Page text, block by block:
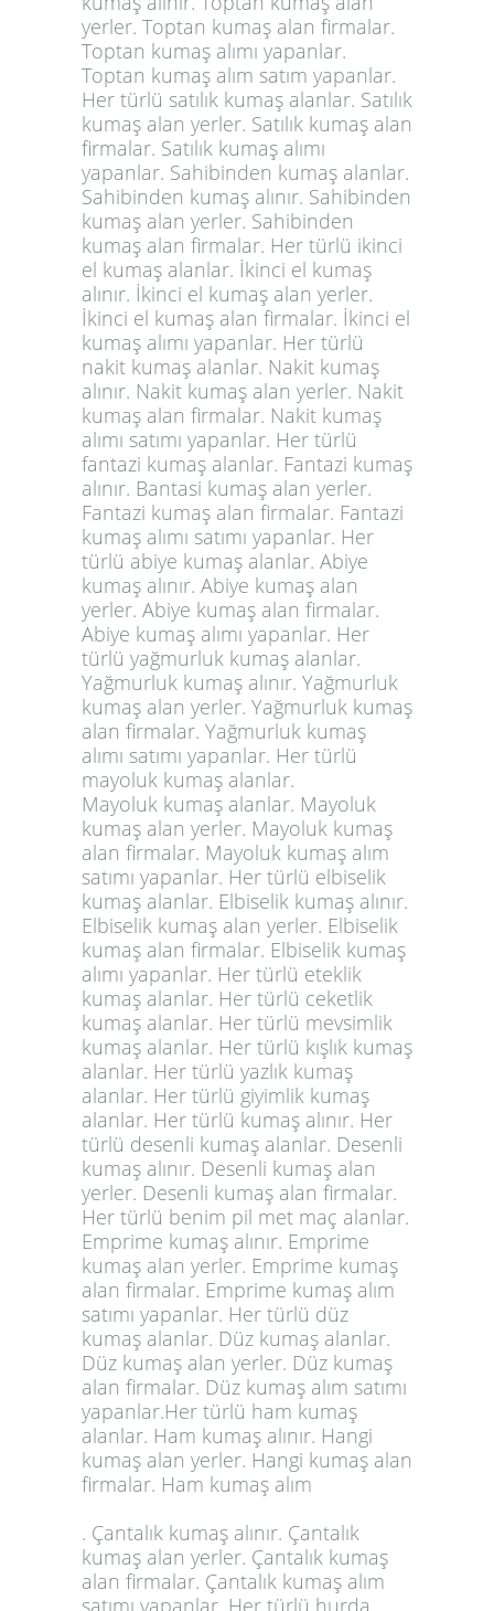
yerler. Toptan kumaş alan firmalar.
Toptan kumaş alımı yapanlar.
Toptan kumaş alım satım yapanlar.
Her türlü satılık kumaş alanlar. Satılık
kumaş alan yerler. Satılık kumaş alan
firmalar. Satılık kumaş alımı
yapanlar. Sahibinden kumaş alanlar.
Sahibinden kumaş alınır. Sahibinden
kumaş alan yerler. Sahibinden
kumaş alan firmalar. Her türlü ikinci
el kumaş alanlar. İkinci el kumaş
alınır. İkinci el kumaş alan yerler.
İkinci el kumaş alan firmalar. İkinci el
kumaş alımı yapanlar. Her türlü
nakit kumaş alanlar. Nakit kumaş
alınır. Nakit kumaş alan yerler. Nakit
kumaş alan firmalar. Nakit kumaş
alımı satımı yapanlar. Her türlü
fantazi kumaş alanlar. Fantazi kumaş
alınır. Bantasi kumaş alan yerler.
Fantazi kumaş alan firmalar. Fantazi
kumaş alımı satımı yapanlar. Her
türlü abiye kumaş alanlar. Abiye
kumaş alınır. Abiye kumaş alan
yerler. Abiye kumaş alan firmalar.
Abiye kumaş alımı yapanlar. Her
türlü yağmurluk kumaş alanlar.
Yağmurluk kumaş alınır. Yağmurluk
kumaş alan yerler. Yağmurluk kumaş
alan firmalar. Yağmurluk kumaş
alımı satımı yapanlar. Her türlü
mayoluk kumaş alanlar.
Mayoluk kumaş alanlar. Mayoluk
kumaş alan yerler. Mayoluk kumaş
alan firmalar. Mayoluk kumaş alım
satımı yapanlar. Her türlü elbiselik
kumaş alanlar. Elbiselik kumaş alınır.
Elbiselik kumaş alan yerler. Elbiselik
kumaş alan firmalar. Elbiselik kumaş
alımı yapanlar. Her türlü eteklik
kumaş alanlar. Her türlü ceketlik
kumaş alanlar. Her türlü mevsimlik
kumaş alanlar. Her türlü kışlık kumaş
alanlar. Her türlü yazlık kumaş
alanlar. Her türlü giyimlik kumaş
alanlar. Her türlü kumaş alınır. Her
türlü desenli kumaş alanlar. Desenli
kumaş alınır. Desenli kumaş alan
yerler. Desenli kumaş alan firmalar.
Her türlü benim pil met maç alanlar.
Emprime kumaş alınır. Emprime
kumaş alan yerler. Emprime kumaş
alan firmalar. Emprime kumaş alım
satımı yapanlar. Her türlü düz
kumaş alanlar. Düz kumaş alanlar.
Düz kumaş alan yerler. Düz kumaş
alan firmalar. Düz kumaş alım satımı
yapanlar.Her türlü ham kumaş
alanlar. Ham kumaş alınır. Hangi
kumaş alan yerler. Hangi kumaş alan
firmalar. Ham kumaş alım
. Çantalık kumaş alınır. Çantalık
kumaş alan yerler. Çantalık kumaş
alan firmalar. Çantalık kumaş alım
satımı yapanlar. Her türlü hurda